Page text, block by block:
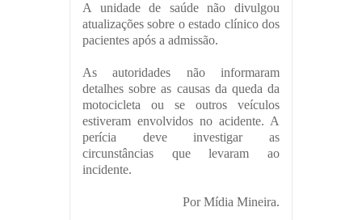
A unidade de saúde não divulgou
atualizações sobre o estado clínico dos
pacientes após a admissão.
As autoridades não informaram
detalhes sobre as causas da queda da
motocicleta ou se outros veículos
estiveram envolvidos no acidente. A
perícia deve investigar as
circunstâncias que levaram ao
incidente.
Por Mídia Mineira.